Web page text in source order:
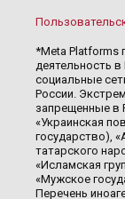
*Meta Platforms
деятельность
социальные
России.
запрещенные в
«Украинская
государство),
татарского
«Исламская
«Мужское
Перечень